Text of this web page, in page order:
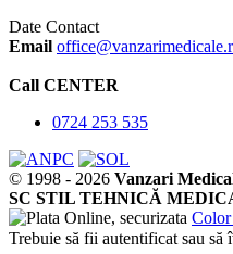
Date Contact
Email
Call CENTER
0724 253 535
© 1998 - 2026 Vanzari
SC STIL TEHNICĂ
Color
Trebuie să fii autentificat sau să